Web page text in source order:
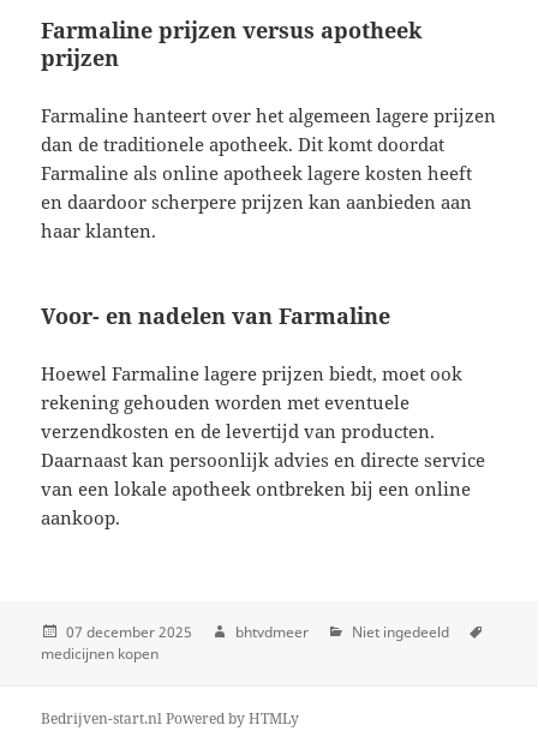
Farmaline prijzen versus apotheek
prijzen
Farmaline hanteert over het algemeen lagere prijzen
dan de traditionele apotheek. Dit komt doordat
Farmaline als online apotheek lagere kosten heeft
en daardoor scherpere prijzen kan aanbieden aan
haar klanten.
Voor- en nadelen van Farmaline
Hoewel Farmaline lagere prijzen biedt, moet ook
rekening gehouden worden met eventuele
verzendkosten en de levertijd van producten.
Daarnaast kan persoonlijk advies en directe service
van een lokale apotheek ontbreken bij een online
aankoop.
07 december 2025 bhtvdmeer
Niet ingedeeld
medicijnen kopen
Bedrijven-start.nl Powered byHTMLy